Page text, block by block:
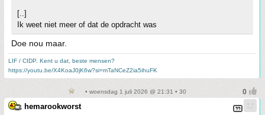
[..]
Ik weet niet meer of dat de opdracht was
Doe nou maar.
LIF / CIDP. Kent u dat, beste mensen?
https://youtu.be/X4KoaJ0jK6w?si=mTaNCeZ2ia5ihuFK
• woensdag 1 juli 2026 @ 21:31 • 30
hemarookworst